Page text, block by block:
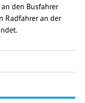
den Busfahrer
Radfahrer an der